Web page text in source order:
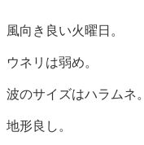
風向き良い火曜日。
ウネリは弱め。
波のサイズはハラムネ。
地形良し。